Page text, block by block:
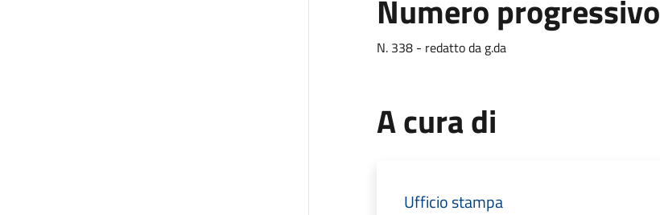
Numero progressivo
N. 338 - redatto da g.da
A cura di
Ufficio stampa